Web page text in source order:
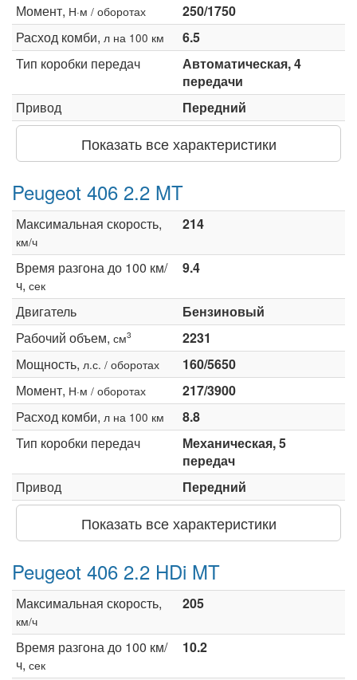
Момент, Н·м / оборотах
250/1750
Расход комби, л на 100 км
6.5
Тип коробки передач
Автоматическая, 4
передачи
Привод
Передний
Показать все характеристики
Peugeot 406 2.2 MT
Максимальная скорость,
км/ч
214
Время разгона до 100 км/
ч, сек
9.4
Двигатель
Бензиновый
Рабочий объем, см3
2231
Мощность, л.с. / оборотах
160/5650
Момент, Н·м / оборотах
217/3900
Расход комби, л на 100 км
8.8
Тип коробки передач
Механическая, 5
передач
Привод
Передний
Показать все характеристики
Peugeot 406 2.2 HDi MT
Максимальная скорость,
км/ч
205
Время разгона до 100 км/
ч, сек
10.2